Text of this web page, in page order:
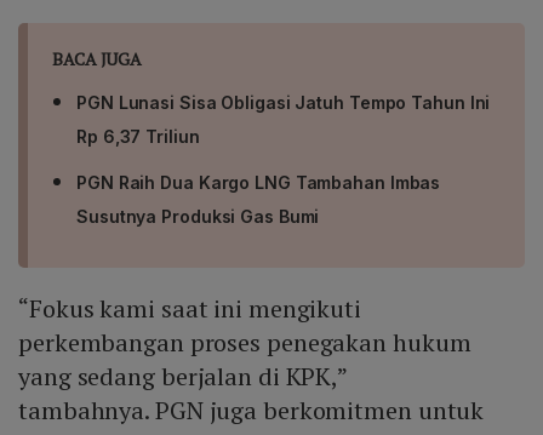
BACA JUGA
PGN Lunasi Sisa Obligasi Jatuh Tempo Tahun Ini
Rp 6,37 Triliun
PGN Raih Dua Kargo LNG Tambahan Imbas
Susutnya Produksi Gas Bumi
“Fokus kami saat ini mengikuti
perkembangan proses penegakan hukum
yang sedang berjalan di KPK,”
tambahnya. PGN juga berkomitmen untuk